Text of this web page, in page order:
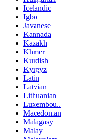
Icelandic
Igbo
Javanese
Kannada
Kazakh
Khmer
Kurdish
Kyrgyz
Latin
Latvian
Lithuanian
Luxembou..
Macedonian
Malagasy
Malay